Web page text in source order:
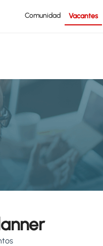
Comunidad Vacantes